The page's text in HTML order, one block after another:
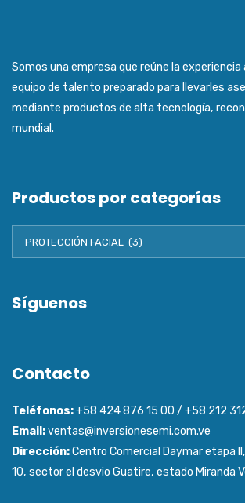
Somos una empresa que reúne la experiencia
equipo de talento preparado para llevarles
mediante productos de alta tecnología,
mundial.
Productos por categorías
Síguenos
Contacto
Teléfonos:+58 424 876 15 00 / +58 212
Email:ventas@inversionesemi.com.ve
Dirección:Centro Comercial Daymar etapa
10, sector el desvio Guatire, estado Miranda